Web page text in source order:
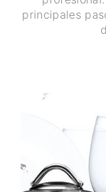
principales